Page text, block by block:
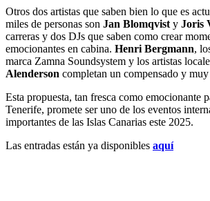
Otros dos artistas que saben bien lo que es
miles de personas son Jan Blomqvist y Joris
carreras y dos DJs que saben como crear
emocionantes en cabina. Henri Bergmann,
marca Zamna Soundsystem y los artistas
Alenderson completan un compensado y
Esta propuesta, tan fresca como emocionante
Tenerife, promete ser uno de los eventos
importantes de las Islas Canarias este 2025.
Las entradas están ya disponibles aquí